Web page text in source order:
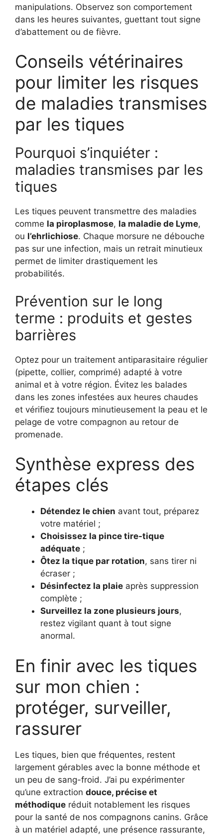
manipulations. Observez son comportement
dans les heures suivantes, guettant tout signe
d’abattement ou de fièvre.
Conseils vétérinaires
pour limiter les risques
de maladies transmises
par les tiques
Pourquoi s’inquiéter :
maladies transmises par les
tiques
Les tiques peuvent transmettre des maladies
comme la piroplasmose, la maladie de Lyme,
ou l’ehrlichiose. Chaque morsure ne débouche
pas sur une infection, mais un retrait minutieux
permet de limiter drastiquement les
probabilités.
Prévention sur le long
terme : produits et gestes
barrières
Optez pour un traitement antiparasitaire régulier
(pipette, collier, comprimé) adapté à votre
animal et à votre région. Évitez les balades
dans les zones infestées aux heures chaudes
et vérifiez toujours minutieusement la peau et le
pelage de votre compagnon au retour de
promenade.
Synthèse express des
étapes clés
Détendez le chien avant tout, préparez
votre matériel ;
Choisissez la pince tire-tique
adéquate ;
Ôtez la tique par rotation, sans tirer ni
écraser ;
Désinfectez la plaie après suppression
complète ;
Surveillez la zone plusieurs jours,
restez vigilant quant à tout signe
anormal.
En finir avec les tiques
sur mon chien :
protéger, surveiller,
rassurer
Les tiques, bien que fréquentes, restent
largement gérables avec la bonne méthode et
un peu de sang-froid. J’ai pu expérimenter
qu’une extraction douce, précise et
méthodique réduit notablement les risques
pour la santé de nos compagnons canins. Grâce
à un matériel adapté, une présence rassurante,